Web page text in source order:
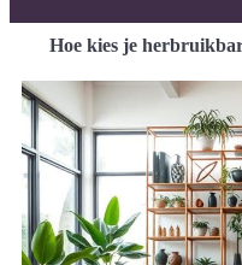
Hoe kies je